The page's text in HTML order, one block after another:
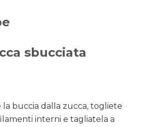
buccia dalla zucca, togliete
interni e tagliatela a